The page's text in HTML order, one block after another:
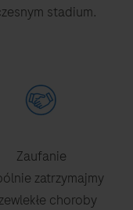
stadium.
Zaufanie
zatrzymajmy
choroby